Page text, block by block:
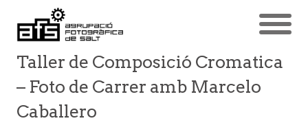
Taller de Composició Cromatica
– Foto de Carrer amb Marcelo
Caballero